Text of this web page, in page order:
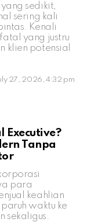
sedikit,
sering kali
Kenali
yang justru
klien potensial
27, 2026, 4:32 pm
Executive?
Tanpa
para
keahlian
waktu ke
sekaligus.